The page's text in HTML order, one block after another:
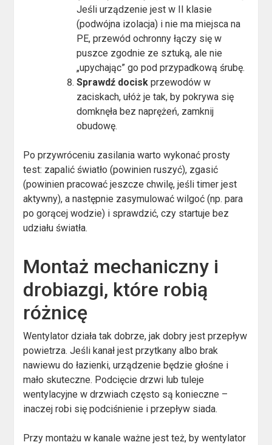
Jeśli urządzenie jest w II klasie
(podwójna izolacja) i nie ma miejsca na
PE, przewód ochronny łączy się w
puszce zgodnie ze sztuką, ale nie
„upychając” go pod przypadkową śrubę.
Sprawdź docisk przewodów w
zaciskach, ułóż je tak, by pokrywa się
domknęła bez naprężeń, zamknij
obudowę.
Po przywróceniu zasilania warto wykonać prosty
test: zapalić światło (powinien ruszyć), zgasić
(powinien pracować jeszcze chwilę, jeśli timer jest
aktywny), a następnie zasymulować wilgoć (np. para
po gorącej wodzie) i sprawdzić, czy startuje bez
udziału światła.
Montaż mechaniczny i
drobiazgi, które robią
różnicę
Wentylator działa tak dobrze, jak dobry jest przepływ
powietrza. Jeśli kanał jest przytkany albo brak
nawiewu do łazienki, urządzenie będzie głośne i
mało skuteczne. Podcięcie drzwi lub tuleje
wentylacyjne w drzwiach często są konieczne –
inaczej robi się podciśnienie i przepływ siada.
Przy montażu w kanale ważne jest też, by wentylator